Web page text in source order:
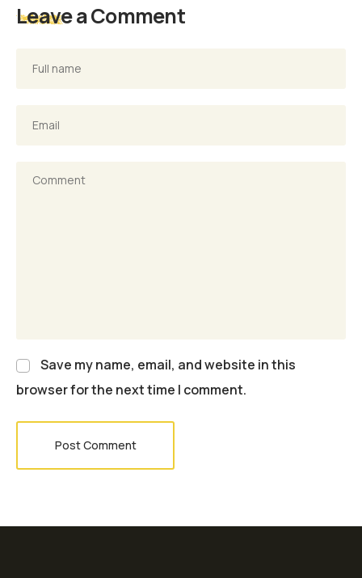
Leave a Comment
Save my name, email, and website in this
browser for the next time I comment.
Post Comment